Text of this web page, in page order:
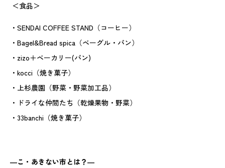
＜食品＞
・SENDAI COFFEE STAND（コーヒー）
・Bagel&Bread spica（ベーグル・パン）
・zizo＋ベーカリー(パン)
・kocci（焼き菓子）
・上杉農園（野菜・野菜加工品）
・ドライな仲間たち（乾燥果物・野菜）
・33banchi（焼き菓子）
―こ・あきない市とは？―